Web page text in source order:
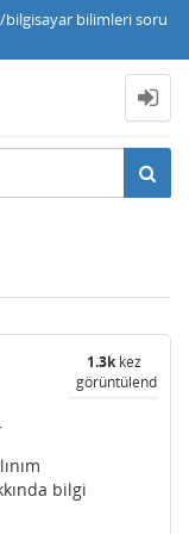
bilimleri soru
1.3kkez
görüntülendi
bilgi